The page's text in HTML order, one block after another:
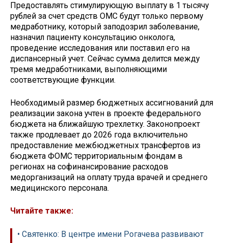
Предоставлять стимулирующую выплату в 1 тысячу
рублей за счет средств ОМС будут только первому
медработнику, который заподозрил заболевание,
назначил пациенту консультацию онколога,
проведение исследования или поставил его на
диспансерный учет. Сейчас сумма делится между
тремя медработниками, выполняющими
соответствующие функции.
Необходимый размер бюджетных ассигнований для
реализации закона учтен в проекте федерального
бюджета на ближайшую трехлетку. Законопроект
также продлевает до 2026 года включительно
предоставление межбюджетных трансфертов из
бюджета ФОМС территориальным фондам в
регионах на софинансирование расходов
медорганизаций на оплату труда врачей и среднего
медицинского персонала.
Читайте также:
• Святенко: В центре имени Рогачева развивают